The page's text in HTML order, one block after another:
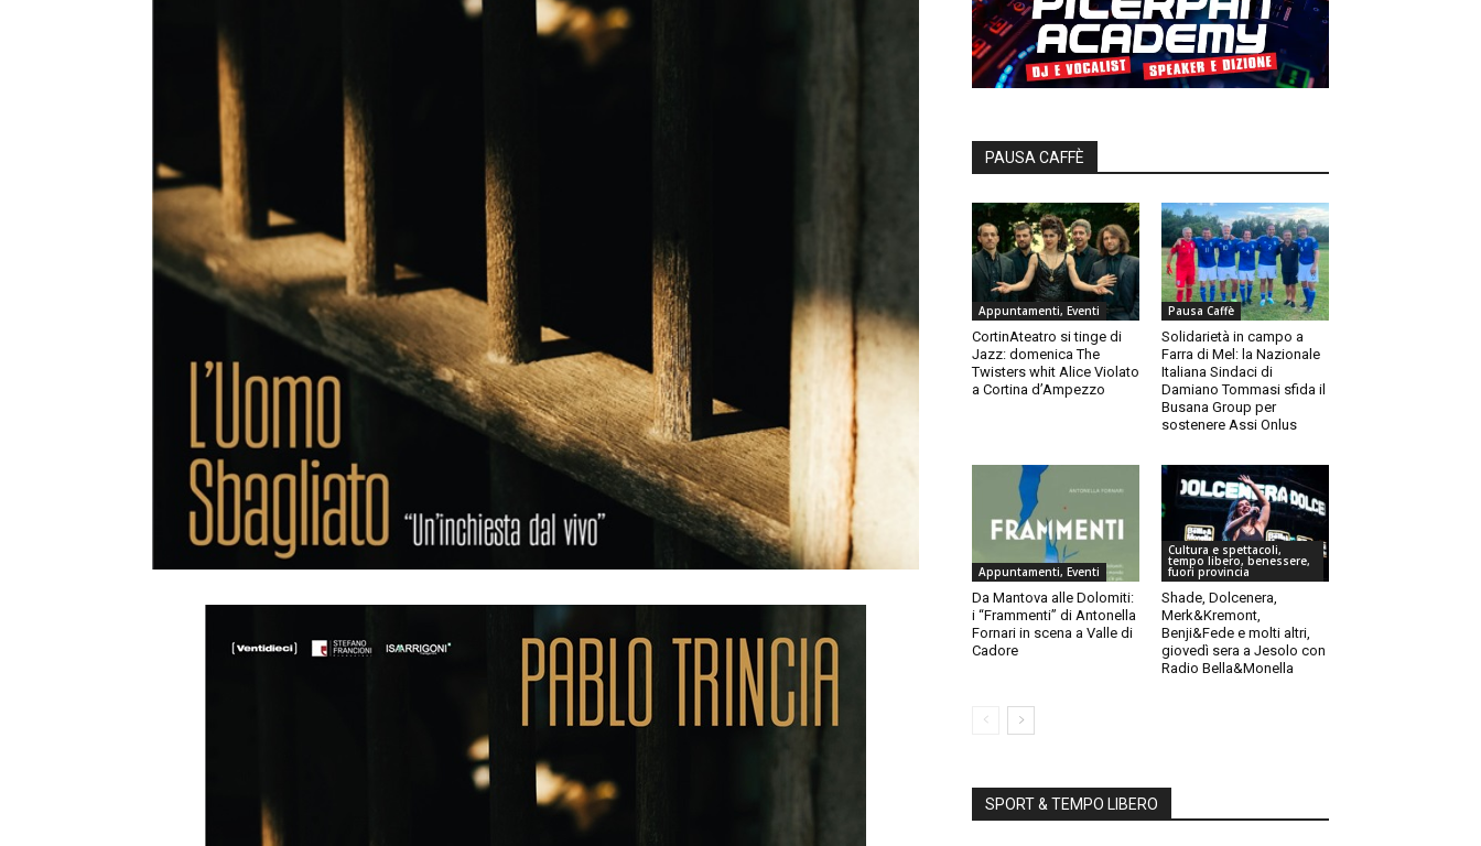
PAUSA CAFFÈ
Appuntamenti, Eventi
CortinAteatro si tinge di
Jazz: domenica The
Twisters whit Alice Violato
a Cortina d’Ampezzo
Pausa Caffè
Solidarietà in campo a
Farra di Mel: la Nazionale
Italiana Sindaci di
Damiano Tommasi sfida il
Busana Group per
sostenere Assi Onlus
Appuntamenti, Eventi
Da Mantova alle Dolomiti:
i “Frammenti” di Antonella
Fornari in scena a Valle di
Cadore
Cultura e spettacoli,
tempo libero, benessere,
fuori provincia
Shade, Dolcenera,
Merk&Kremont,
Benji&Fede e molti altri,
giovedì sera a Jesolo con
Radio Bella&Monella
SPORT & TEMPO LIBERO